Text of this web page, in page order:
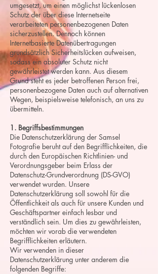
umgesetzt, um einen möglichst lückenlosen
Schutz der über diese Internetseite
verarbeiteten personenbezogenen Daten
sicherzustellen. Dennoch können
Internetbasierte Datenübertragungen
grundsätzlich Sicherheitslücken aufweisen,
sodass ein absoluter Schutz nicht
gewährleistet werden kann. Aus diesem
Grund steht es jeder betroffenen Person frei,
personenbezogene Daten auch auf alternativen
Wegen, beispielsweise telefonisch, an uns zu
übermitteln.
1. Begriffsbestimmungen
Die Datenschutzerklärung der Samsel
Fotografie beruht auf den Begrifflichkeiten, die
durch den Europäischen Richtlinien- und
Verordnungsgeber beim Erlass der
Datenschutz-Grundverordnung (DS-GVO)
verwendet wurden. Unsere
Datenschutzerklärung soll sowohl für die
Öffentlichkeit als auch für unsere Kunden und
Geschäftspartner einfach lesbar und
verständlich sein. Um dies zu gewährleisten,
möchten wir vorab die verwendeten
Begrifflichkeiten erläutern.
Wir verwenden in dieser
Datenschutzerklärung unter anderem die
folgenden Begriffe: